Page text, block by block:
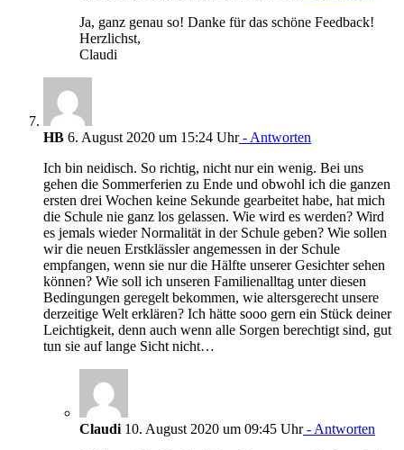
Ja, ganz genau so! Danke für das schöne Feedback!
Herzlichst,
Claudi
HB 6. August 2020 um 15:24 Uhr- Antworten
Ich bin neidisch. So richtig, nicht nur ein wenig. Bei uns
gehen die Sommerferien zu Ende und obwohl ich die ganzen
ersten drei Wochen keine Sekunde gearbeitet habe, hat mich
die Schule nie ganz los gelassen. Wie wird es werden? Wird
es jemals wieder Normalität in der Schule geben? Wie sollen
wir die neuen Erstklässler angemessen in der Schule
empfangen, wenn sie nur die Hälfte unserer Gesichter sehen
können? Wie soll ich unseren Familienalltag unter diesen
Bedingungen geregelt bekommen, wie altersgerecht unsere
derzeitige Welt erklären? Ich hätte sooo gern ein Stück deiner
Leichtigkeit, denn auch wenn alle Sorgen berechtigt sind, gut
tun sie auf lange Sicht nicht…
Claudi 10. August 2020 um 09:45 Uhr- Antworten